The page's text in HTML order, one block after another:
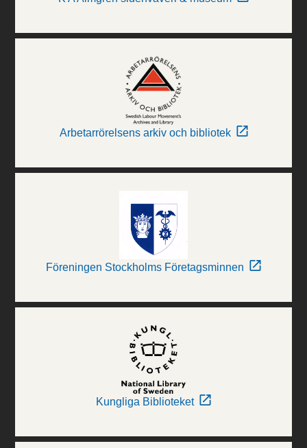
Arbetarrörelsens arkiv och bibliotek
Föreningen Stockholms Företagsminnen
Kungliga Biblioteket